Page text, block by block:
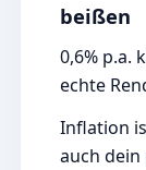
beißen
0,6% p.a.
echte
Inflation
auch